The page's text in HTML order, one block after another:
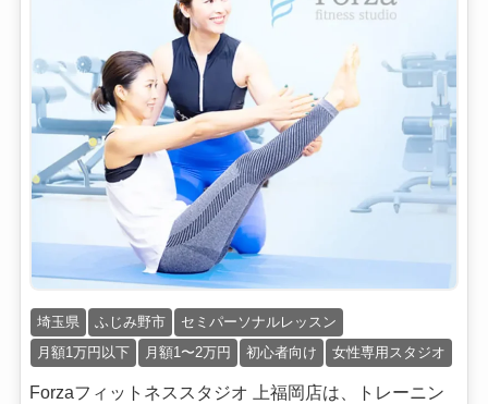
埼玉県 ふじみ野市
セミパーソナルレッスン
月額1万円以下
月額1〜2万円 初心者向け 女性専用スタジオ
Forzaフィットネススタジオ 上福岡店は、トレーニン